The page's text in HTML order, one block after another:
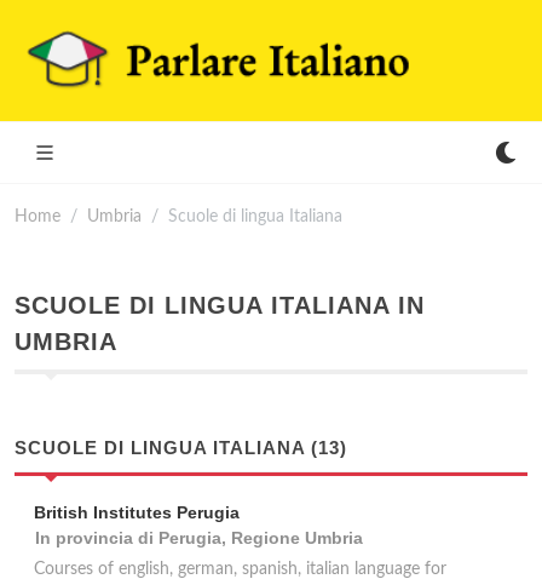
Home Umbria Scuole di lingua Italiana
SCUOLE DI LINGUA ITALIANA IN
UMBRIA
SCUOLE DI LINGUA ITALIANA (13)
British Institutes Perugia
In provincia di Perugia, Regione Umbria
Courses of english, german, spanish, italian language for